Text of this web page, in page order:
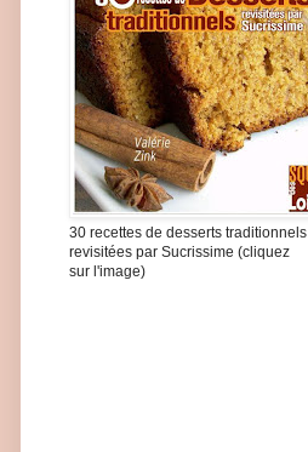
30 recettes de desserts traditionnels
revisitées par Sucrissime (cliquez
sur l'image)